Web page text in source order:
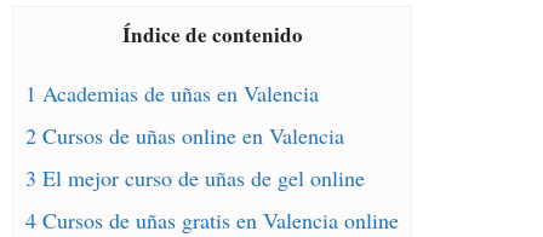
Índice de contenido
1 Academias de uñas en Valencia
2 Cursos de uñas online en Valencia
3 El mejor curso de uñas de gel online
4 Cursos de uñas gratis en Valencia online